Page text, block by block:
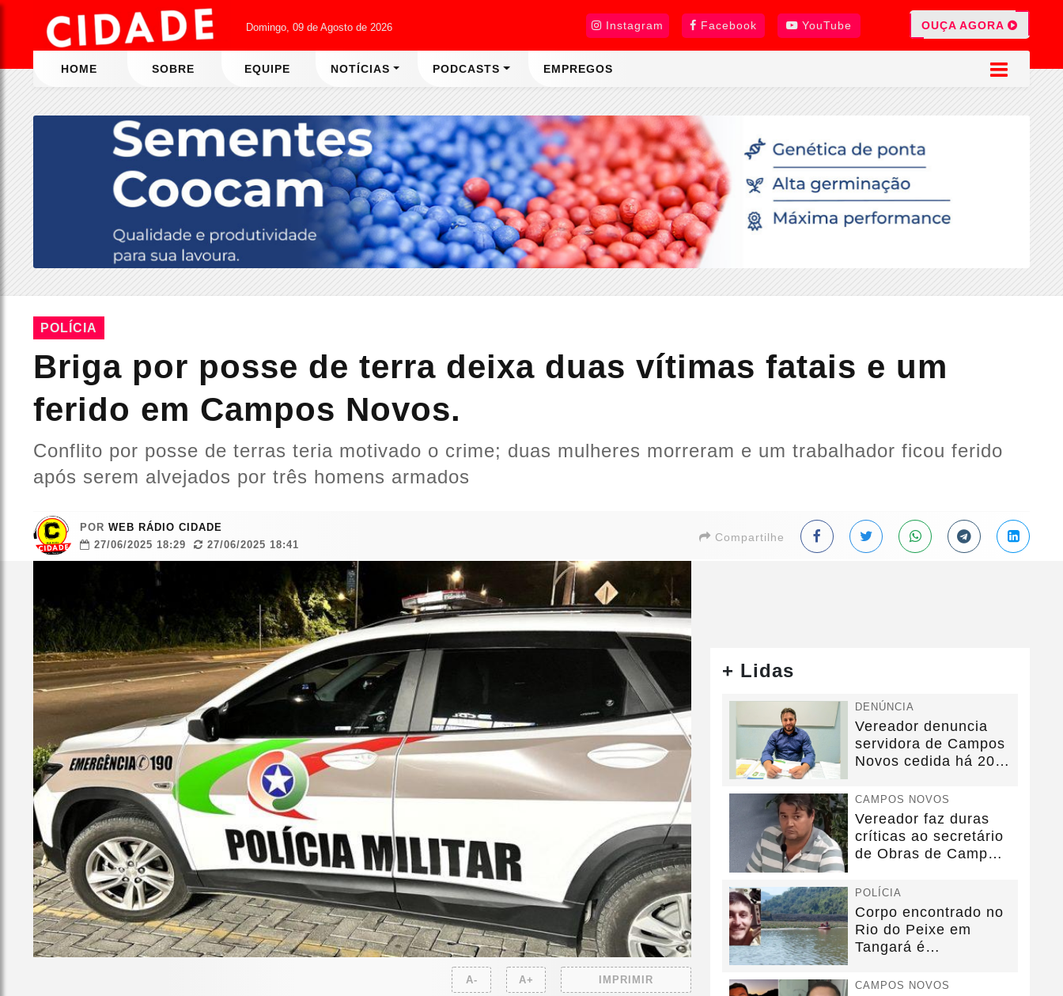
Domingo, 09 de Agosto de 2026 Instagram Facebook YouTube OUÇA AGORA
HOME SOBRE EQUIPE NOTÍCIAS PODCASTS EMPREGOS
POLÍCIA
Briga por posse de terra deixa duas vítimas fatais e um
ferido em Campos Novos.
Conflito por posse de terras teria motivado o crime; duas mulheres morreram e um trabalhador ficou ferido
após serem alvejados por três homens armados
POR WEB RÁDIO CIDADE
27/06/2025 18:29
27/06/2025 18:41
Compartilhe
A- A+ IMPRIMIR
+ Lidas
DENÚNCIA
Vereador denuncia
servidora de Campos
Novos cedida há 20
CAMPOS NOVOS
Vereador faz duras
críticas ao secretário
de Obras de Campos
POLÍCIA
Corpo encontrado no
Rio do Peixe em
Tangará é
CAMPOS NOVOS